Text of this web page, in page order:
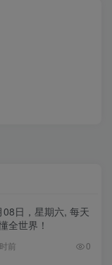
08日，星期六, 每天
全世界！
前 0